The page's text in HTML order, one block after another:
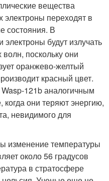
вещества
электроны переходят в
состояния. В
будут излучать
поскольку они
оранжево-желтый
красный цвет.
121b аналогичным
они теряют энергию,
невидимого для
изменение температуры
около 56 градусов
в стратосфере